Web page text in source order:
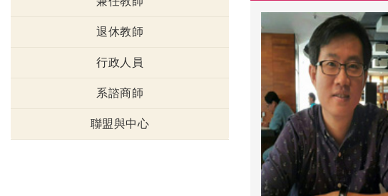
退休教師
行政人員
系諮商師
聯盟與中心